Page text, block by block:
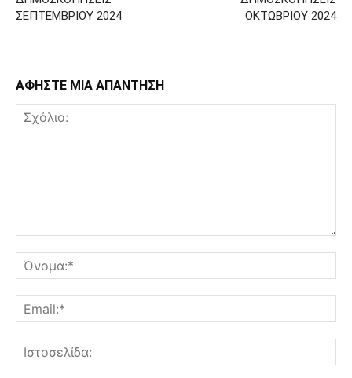
ΣΕΠΤΕΜΒΡΙΟΥ 2024
ΟΚΤΩΒΡΙΟΥ 2024
ΑΦΗΣΤΕ ΜΙΑ ΑΠΑΝΤΗΣΗ